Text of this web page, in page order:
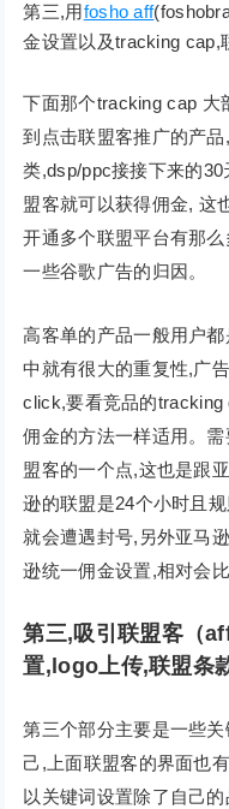
第三,用fosho aff
金设置以及tracking cap,
下面那个tracking cap 大
到点击联盟客推广的产
类,dsp/ppc接接下来的
盟客就可以获得佣金, 这
开通多个联盟平台有那
一些谷歌广告的归因。
高客单的产品一般用户
中就有很大的重复性,广
click,要看竞品的tracking
佣金的方法一样适用。
盟客的一个点,这也是跟
逊的联盟是24个小时且
就会遭遇封号,另外亚马
逊统一佣金设置,相对会
第三,吸引联盟客（
置,logo上传,联盟条
第三个部分主要是一些
己,上面联盟客的界面也
以关键词设置除了自己